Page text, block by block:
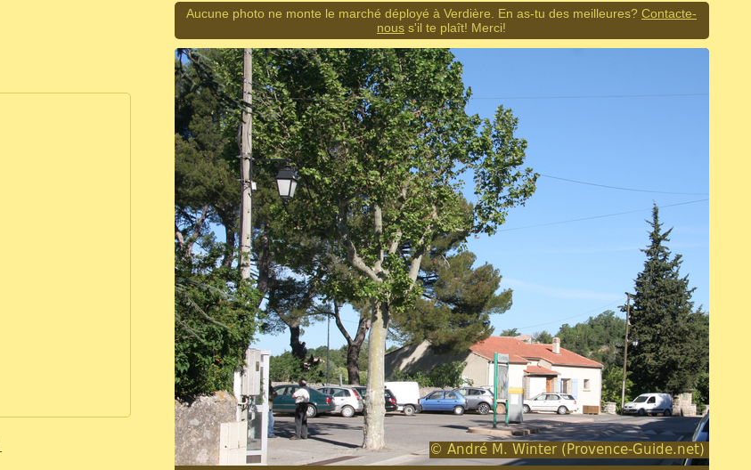
Aucune photo ne monte le marché déployé à Verdière. En as-tu des meilleures? Contacte-
nous s'il te plaît! Merci!